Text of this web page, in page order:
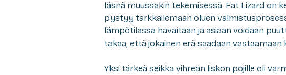
läsnä muussakin tekemisessä. Fat Lizard on
pystyy tarkkailemaan oluen
lämpötilassa havaitaan ja asiaan voidaan
takaa, että jokainen erä saadaan
Yksi tärkeä seikka vihreän liskon pojille oli